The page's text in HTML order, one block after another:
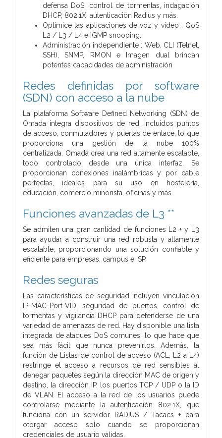
defensa DoS, control de tormentas, indagación
DHCP, 802.1X, autenticación Radius y más.
Optimice las aplicaciones de voz y video : QoS
L2 / L3 / L4 e IGMP snooping.
Administración independiente : Web, CLI (Telnet,
SSH), SNMP, RMON e Imagen dual brindan
potentes capacidades de administración
Redes definidas por software
(SDN) con acceso a la nube
La plataforma Software Defined Networking (SDN) de
Omada integra dispositivos de red, incluidos puntos
de acceso, conmutadores y puertas de enlace, lo que
proporciona una gestión de la nube 100%
centralizada. Omada crea una red altamente escalable,
todo controlado desde una única interfaz. Se
proporcionan conexiones inalámbricas y por cable
perfectas, ideales para su uso en hostelería,
educación, comercio minorista, oficinas y más.
Funciones avanzadas de L3 **
Se admiten una gran cantidad de funciones L2 + y L3
para ayudar a construir una red robusta y altamente
escalable, proporcionando una solución confiable y
eficiente para empresas, campus e ISP.
Redes seguras
Las características de seguridad incluyen vinculación
IP-MAC-Port-VID, seguridad de puertos, control de
tormentas y vigilancia DHCP para defenderse de una
variedad de amenazas de red. Hay disponible una lista
integrada de ataques DoS comunes, lo que hace que
sea más fácil que nunca prevenirlos. Además, la
función de Listas de control de acceso (ACL, L2 a L4)
restringe el acceso a recursos de red sensibles al
denegar paquetes según la dirección MAC de origen y
destino, la dirección IP, los puertos TCP / UDP o la ID
de VLAN. El acceso a la red de los usuarios puede
controlarse mediante la autenticación 802.1X, que
funciona con un servidor RADIUS / Tacacs + para
otorgar acceso solo cuando se proporcionan
credenciales de usuario válidas.